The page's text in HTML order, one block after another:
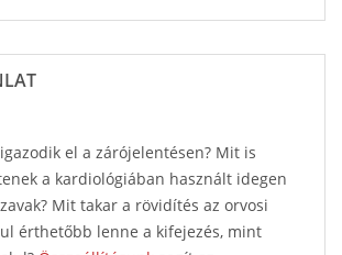
el a zárójelentésen? Mit is
a kardiológiában használt idegen
Mit takar a rövidítés az orvosi
érthetőbb lenne a kifejezés, mint